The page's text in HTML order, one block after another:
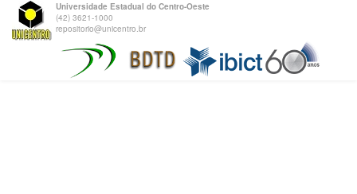
Universidade Estadual do Centro-Oeste
(42) 3621-1000
repositorio@unicentro.br